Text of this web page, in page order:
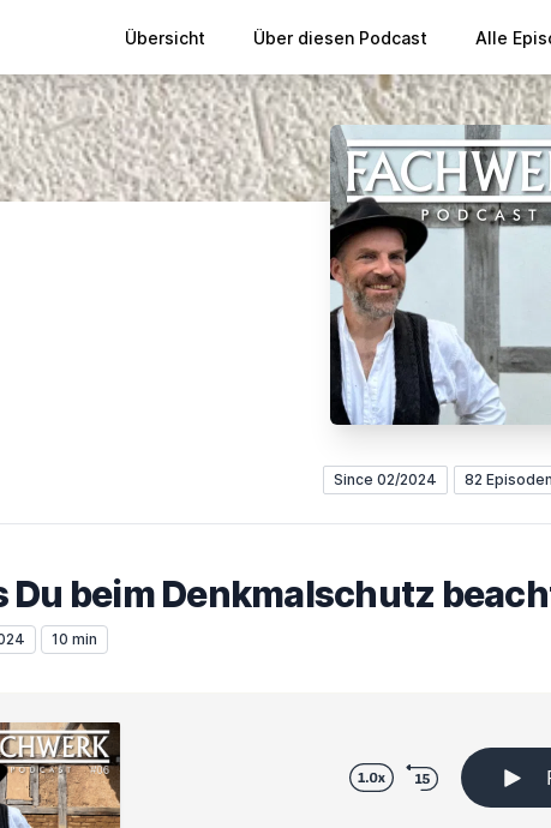
Übersicht Über diesen Podcast Alle
Since 02/2024 82 Episoden
Du beim Denkmalschutz
10 min